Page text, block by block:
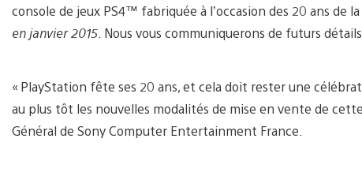
console de jeux PS4™ fabriquée à l’occasion des 20 ans de
en janvier 2015 . Nous vous communiquerons de futurs
« PlayStation fête ses 20 ans, et cela doit rester une
au plus tôt les nouvelles modalités de mise en vente de
Général de Sony Computer Entertainment France.